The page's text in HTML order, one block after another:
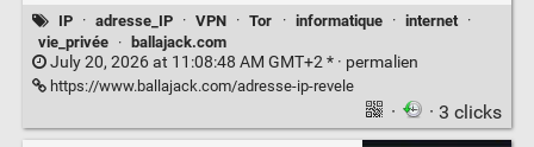
IP · adresse_IP · VPN · Tor · informatique · internet
·
vie_privée
· ballajack.com
July 20, 2026 at 11:08:48 AM GMT+2 * · permalien
https://www.ballajack.com/adresse-ip-revele
· · 3 clicks